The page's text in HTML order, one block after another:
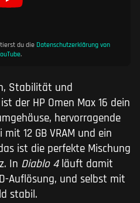
du die Datenschutzerklärung von
.
Stabilität und
der HP Omen Max 16 dein
hervorragende
12 GB VRAM und ein
ist die perfekte Mischung
In Diablo 4läuft damit
Auflösung, und selbst mit
stabil.